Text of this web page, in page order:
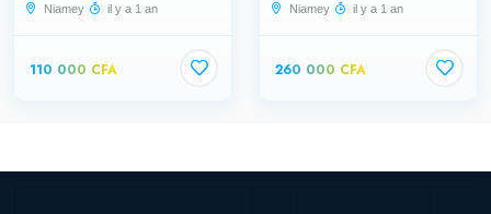
Niamey il y a 1 an
110 000 CFA
Niamey il y a 1 an
260 000 CFA